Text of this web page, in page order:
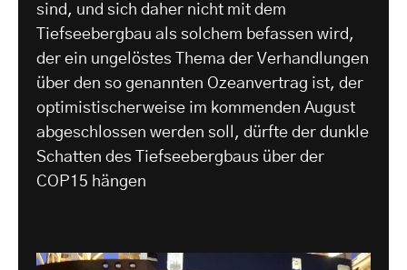
sind, und sich daher nicht mit dem
Tiefseebergbau als solchem befassen wird,
der ein ungelöstes Thema der Verhandlungen
über den so genannten Ozeanvertrag ist, der
optimistischerweise im kommenden August
abgeschlossen werden soll, dürfte der dunkle
Schatten des Tiefseebergbaus über der
COP15 hängen